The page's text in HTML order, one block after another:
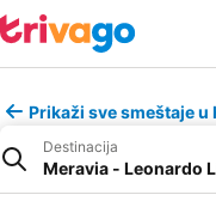
Prikaži sve smeštaje u
Destinacija
Meravia - Leonardo